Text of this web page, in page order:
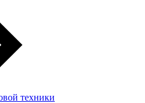
техники